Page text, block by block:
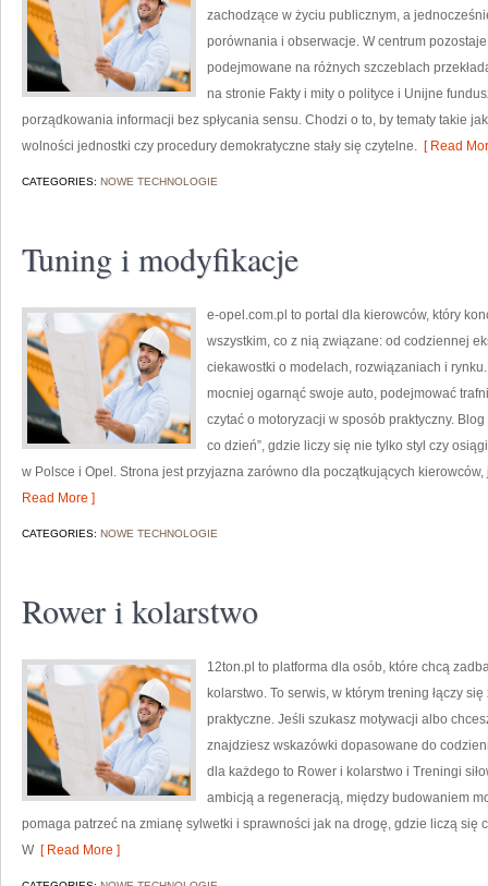
zachodzące w życiu publicznym, a
porównania i obserwacje. W centrum
podejmowane na różnych szczeblach
na stronie Fakty i mity o polityce i Unijne
porządkowania informacji bez spłycania sensu. Chodzi o to, by tematy takie
wolności jednostki czy procedury demokratyczne stały się czytelne. [ Read
CATEGORIES: NOWE TECHNOLOGIE
Tuning i modyfikacje
e-opel.com.pl to portal dla kierowców, który
wszystkim, co z nią związane: od codziennej
ciekawostki o modelach, rozwiązaniach i
mocniej ogarnąć swoje auto, podejmować
czytać o motoryzacji w sposób praktyczny.
co dzień”, gdzie liczy się nie tylko styl czy
w Polsce i Opel. Strona jest przyjazna zarówno dla początkujących
Read More ]
CATEGORIES: NOWE TECHNOLOGIE
Rower i kolarstwo
12ton.pl to platforma dla osób, które chcą
kolarstwo. To serwis, w którym trening łączy
praktyczne. Jeśli szukasz motywacji albo
znajdziesz wskazówki dopasowane do
dla każdego to Rower i kolarstwo i Treningi
ambicją a regeneracją, między budowaniem
pomaga patrzeć na zmianę sylwetki i sprawności jak na drogę, gdzie liczą się
W [ Read More ]